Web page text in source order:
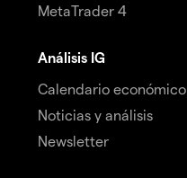
MetaTrader 4
Análisis IG
Calendario económico
Noticias y análisis
Newsletter